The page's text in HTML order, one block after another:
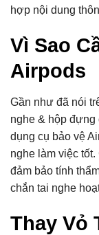
hợp nội dung
Vì Sao
Airpods
Gần như đã nói
nghe & hộp
dụng cụ bảo vệ
nghe làm việc
đảm bảo tính
chắn tai nghe
Thay Vỏ